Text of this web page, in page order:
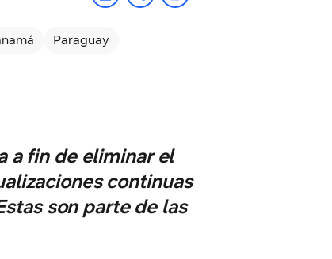
Paraguay
a fin de eliminar el
continuas
son parte de las